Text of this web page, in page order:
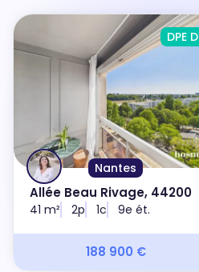
Nantes
DPE D
Allée Beau Rivage, 44200
41 m² 2p 1c 9e ét.
188 900 €